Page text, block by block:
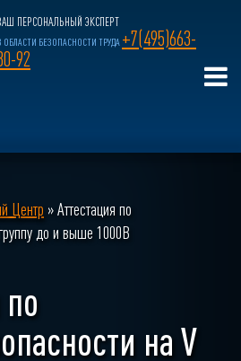
ПЕРСОНАЛЬНЫЙ ЭКСПЕРТ
ОБЛАСТИ БЕЗОПАСНОСТИ ТРУДА +7(495)663-
92
Центр »Аттестация по
до и выше 1000В
на V